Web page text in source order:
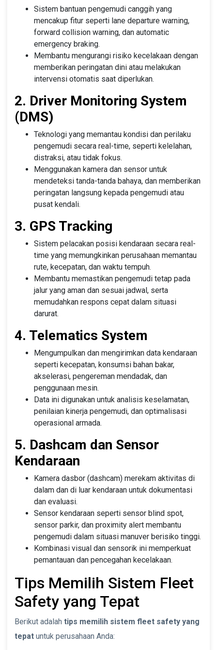
Sistem bantuan pengemudi canggih yang
mencakup fitur seperti lane departure warning,
forward collision warning, dan automatic
emergency braking.
Membantu mengurangi risiko kecelakaan dengan
memberikan peringatan dini atau melakukan
intervensi otomatis saat diperlukan.
2. Driver Monitoring System
(DMS)
Teknologi yang memantau kondisi dan perilaku
pengemudi secara real-time, seperti kelelahan,
distraksi, atau tidak fokus.
Menggunakan kamera dan sensor untuk
mendeteksi tanda-tanda bahaya, dan memberikan
peringatan langsung kepada pengemudi atau
pusat kendali.
3. GPS Tracking
Sistem pelacakan posisi kendaraan secara real-
time yang memungkinkan perusahaan memantau
rute, kecepatan, dan waktu tempuh.
Membantu memastikan pengemudi tetap pada
jalur yang aman dan sesuai jadwal, serta
memudahkan respons cepat dalam situasi
darurat.
4. Telematics System
Mengumpulkan dan mengirimkan data kendaraan
seperti kecepatan, konsumsi bahan bakar,
akselerasi, pengereman mendadak, dan
penggunaan mesin.
Data ini digunakan untuk analisis keselamatan,
penilaian kinerja pengemudi, dan optimalisasi
operasional armada.
5. Dashcam dan Sensor
Kendaraan
Kamera dasbor (dashcam) merekam aktivitas di
dalam dan di luar kendaraan untuk dokumentasi
dan evaluasi.
Sensor kendaraan seperti sensor blind spot,
sensor parkir, dan proximity alert membantu
pengemudi dalam situasi manuver berisiko tinggi.
Kombinasi visual dan sensorik ini memperkuat
pemantauan dan pencegahan kecelakaan.
Tips Memilih Sistem Fleet
Safety yang Tepat
Berikut adalah tips memilih sistem fleet safety yang
tepat untuk perusahaan Anda: